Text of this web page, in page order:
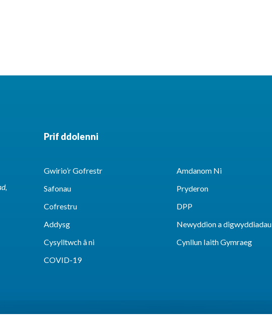
Prif ddolenni
Gwirio’r Gofrestr
Amdanom Ni
Safonau
Pryderon
Cofrestru
DPP
Addysg
Newyddion a digwyddiadau
Cysylltwch â ni
Cynllun Iaith Gymraeg
COVID-19